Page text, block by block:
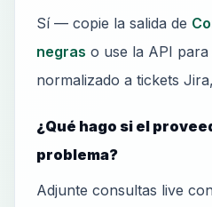
Sí — copie la salida de
negras o use la API
normalizado a tickets
¿Qué hago si el
problema?
Adjunte consultas live